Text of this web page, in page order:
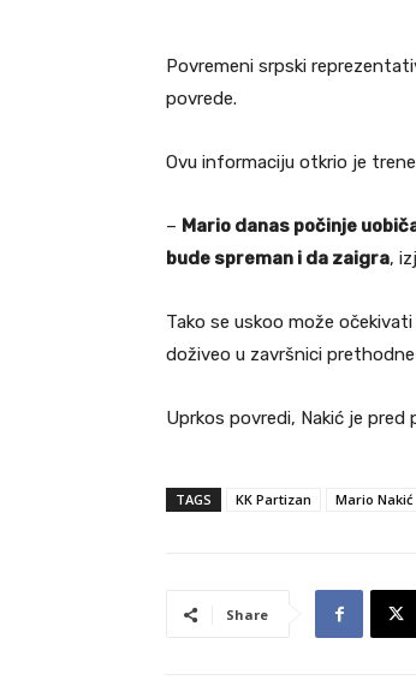
Povremeni srpski
povrede.
Ovu informaciju otkrio je
– Mario danas počinje
bude spreman i da zaigra,
Tako se uskoo može
doživeo u završnici
Uprkos povredi, Nakić je pred
TAGS KK Partizan Mario Nakić
Share